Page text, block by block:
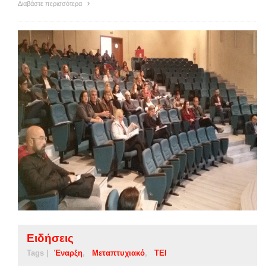
Διαβάστε περισσότερα
Ειδήσεις
Tags | Έναρξη Μεταπτυχιακό ΤΕΙ